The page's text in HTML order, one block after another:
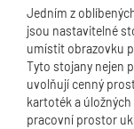
Jedním z
jsou nastavitelné
umístit obrazovku
Tyto stojany nejen
uvolňují cenný
kartoték a
pracovní prostor